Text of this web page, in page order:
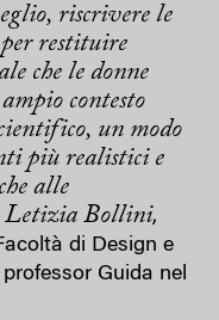
riscrivere le
restituire
che le donne
contesto
un modo
più realistici e
alle
Letizia Bollini,
di Design e
Guida nel